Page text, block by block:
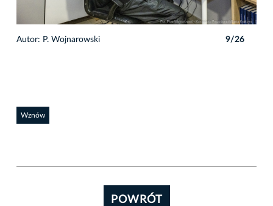
Autor: P. Wojnarowski 9/26
Wznów
POWRÓT